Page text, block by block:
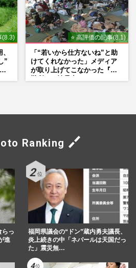
(8.3)
”
⭐ 高評価の記事(8.1)
「“若いから仕方ないね”と助
けてくれなかった」メディア
が取り上げてこなかった『避
Ranking
らっ
進
福岡県議会の“ドン”蔵内勇夫議長、
炎上続きの中「ネパールは天国だっ
た」震災無…